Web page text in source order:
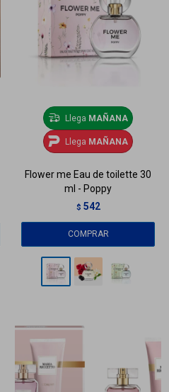
Llega MAÑANA
Llega MAÑANA
Flower me Eau de toilette 30
ml - Poppy
$ 542